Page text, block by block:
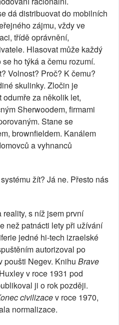
dá distribuovat do mobilních
zájmu, vždy ve
třídě oprávnění,
Hlasovat může každý
ho týká a čemu rozumí.
Volnost? Proč? K čemu?
skulinky. Zločin je
za několik let,
Sherwoodem, firmami
Stane se
brownfieldem. Kanálem
a vyhnanců
žít? Já ne. Přesto nás
s níž jsem první
než patnácti lety při užívání
jedné hi-tech izraelské
autorizoval po
poušti Negev. Knihu Brave
v roce 1931 pod
ji o rok později.
civilizacev roce 1970,
normalizace.